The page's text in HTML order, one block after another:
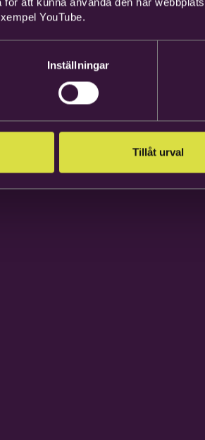
YouTube.
Inställningar
Tillåt urval